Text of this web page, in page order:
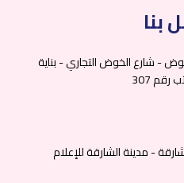
بنا
شارع الخوض التجاري - بناية
307
- مدينة الشارقة للإعلام